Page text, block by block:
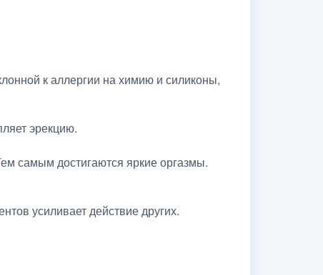
к аллергии на химию и силиконы,
эрекцию.
самым достигаются яркие оргазмы.
усиливает действие других.